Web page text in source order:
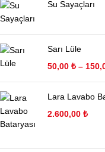
Su Sayaçları
Sarı Lüle
50,00 ₺ –
Lara Lavabo
2.600,00 ₺